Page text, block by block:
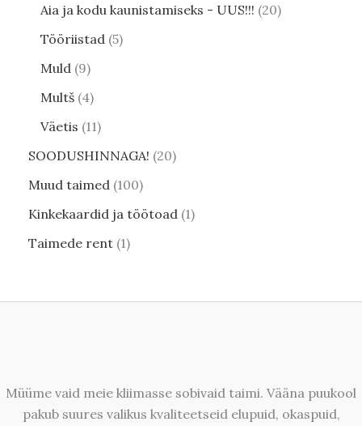
Aia ja kodu kaunistamiseks - UUS!!! 20
Tööriistad 5
Muld 9
Multš 4
Väetis 11
SOODUSHINNAGA! 20
Muud taimed 100
Kinkekaardid ja töötoad 1
Taimede rent 1
Müüme vaid meie kliimasse sobivaid taimi. Vääna puukool
pakub suures valikus kvaliteetseid elupuid, okaspuid,